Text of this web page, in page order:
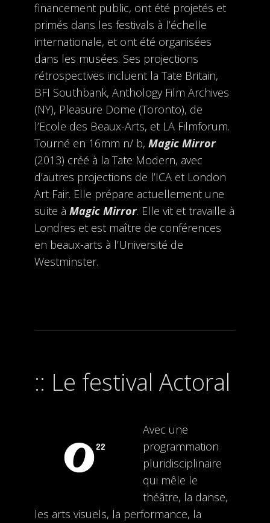
financement public, ont été projetés et
primés dans les festivals à l’échelle
internationale, et ont été organisées
dans les musées. Ses projections
rétrospectives incluent la Tate Britain,
BFI Southbank, Anthology Film Archives
(NY), Pleasure Dome (Toronto), de
l’Ecole des Beaux-Arts, et LA Filmforum.
Tourné en 16mm n/ b, Magic Mirror
(2013) créé à la Tate Modern, avec
d’autres projections de l’ICA et London
Art Fair. Elle prépare actuellement une
suite à Magic Mirror. Elle vit et travaille à
Londres et est maître de conférences
en beaux-arts à l’Université de
Westminster.
Le festival Actoral
Avec une
programmation
pluridisciplinaire
qui mêle le
théâtre, la danse,
les arts visuels, la performance, la